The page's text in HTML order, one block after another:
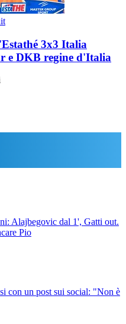
3x3 Italia
e DKB regine d'Italia
Alajbegovic dal 1', Gatti out.
Pio
con un post sui social: "Non è